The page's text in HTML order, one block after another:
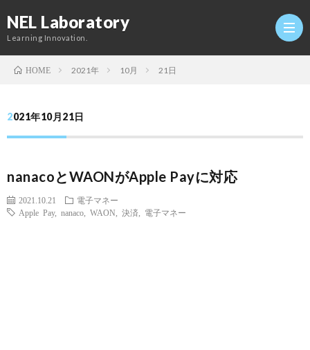
NEL Laboratory
Learning Innovation.
研
HOME 2021年 10月 21日
2021年10月21日
nanacoとWAONがApple Payに対応
2021.10.21
電子マネー
Apple Pay, nanaco WAON 決済 電子マネー